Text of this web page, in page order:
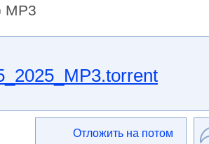
MP3
Отложить на потом